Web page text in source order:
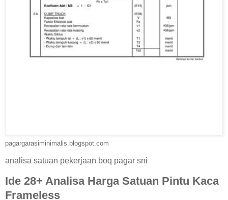
pagargarasiminimalis.blogspot.com
analisa satuan pekerjaan boq pagar sni
Ide 28+ Analisa Harga Satuan Pintu Kaca
Frameless